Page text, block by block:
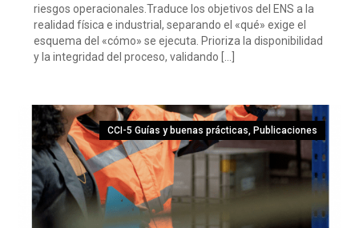
riesgos operacionales.Traduce los objetivos del ENS a la
realidad física e industrial, separando el «qué» exige el
esquema del «cómo» se ejecuta. Prioriza la disponibilidad
y la integridad del proceso, validando […]
CCI-5 Guías y buenas prácticas Publicaciones